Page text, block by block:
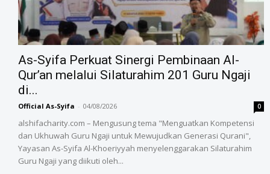
As-Syifa Perkuat Sinergi Pembinaan Al-
Qur’an melalui Silaturahim 201 Guru Ngaji
di...
Official As-Syifa - 04/08/2026 0
alshifacharity.com – Mengusung tema "Menguatkan Kompetensi
dan Ukhuwah Guru Ngaji untuk Mewujudkan Generasi Qurani",
Yayasan As-Syifa Al-Khoeriyyah menyelenggarakan Silaturahim
Guru Ngaji yang diikuti oleh...